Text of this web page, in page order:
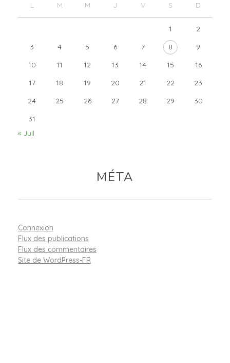
L M M J V S D
1
2
3
4 5 6 7 8
9
10
11 12 13 14 15
16
17
18 19 20 21 22
23
24
25 26 27 28 29
30
31
« Juil
MÉTA
Connexion
Flux des publications
Flux des commentaires
Site de WordPress-FR